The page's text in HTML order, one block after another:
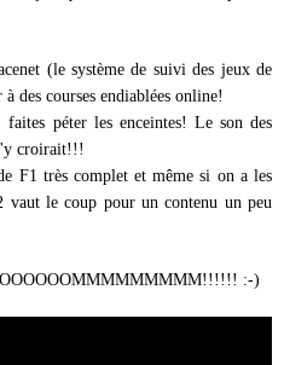
(le système de suivi des jeux de
des courses endiablées online!
péter les enceintes! Le son des
croirait!!!
F1 très complet et même si on a les
vaut le coup pour un contenu un peu
:-)